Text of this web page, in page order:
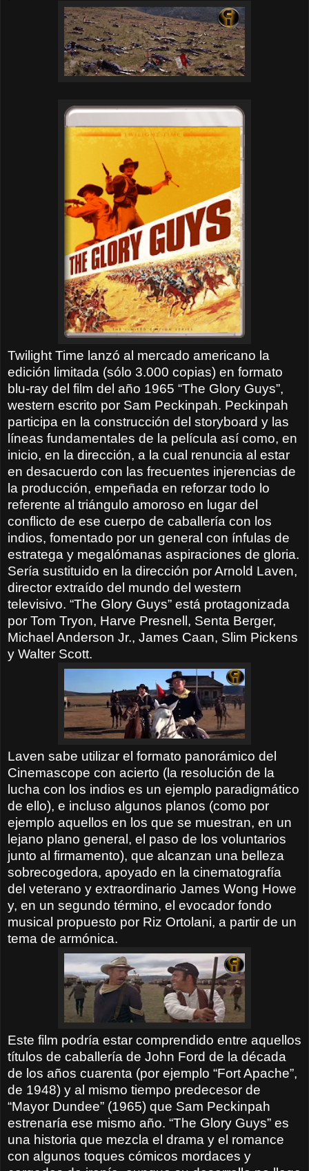
Twilight Time lanzó al mercado americano la
edición limitada (sólo 3.000 copias) en formato
blu-ray del film del año 1965 “The Glory Guys”,
western escrito por Sam Peckinpah. Peckinpah
participa en la construcción del storyboard y las
líneas fundamentales de la película así como, en
inicio, en la dirección, a la cual renuncia al estar
en desacuerdo con las frecuentes injerencias de
la producción, empeñada en reforzar todo lo
referente al triángulo amoroso en lugar del
conflicto de ese cuerpo de caballería con los
indios, fomentado por un general con ínfulas de
estratega y megalómanas aspiraciones de gloria.
Sería sustituido en la dirección por Arnold Laven,
director extraído del mundo del western
televisivo. “The Glory Guys” está protagonizada
por Tom Tryon, Harve Presnell, Senta Berger,
Michael Anderson Jr., James Caan, Slim Pickens
y Walter Scott.
Laven sabe utilizar el formato panorámico del
Cinemascope con acierto (la resolución de la
lucha con los indios es un ejemplo paradigmático
de ello), e incluso algunos planos (como por
ejemplo aquellos en los que se muestran, en un
lejano plano general, el paso de los voluntarios
junto al firmamento), que alcanzan una belleza
sobrecogedora, apoyado en la cinematografía
del veterano y extraordinario James Wong Howe
y, en un segundo término, el evocador fondo
musical propuesto por Riz Ortolani, a partir de un
tema de armónica.
Este film podría estar comprendido entre aquellos
títulos de caballería de John Ford de la década
de los años cuarenta (por ejemplo “Fort Apache”,
de 1948) y al mismo tiempo predecesor de
“Mayor Dundee” (1965) que Sam Peckinpah
estrenaría ese mismo año. “The Glory Guys” es
una historia que mezcla el drama y el romance
con algunos toques cómicos mordaces y